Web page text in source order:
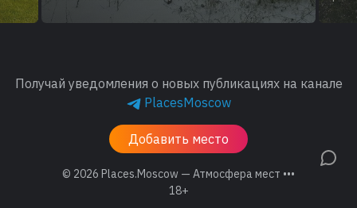
Получай уведомления о новых публикациях на канале
PlacesMoscow
Добавить место
© 2026 Places.Moscow — Атмосфера мест •••
18+